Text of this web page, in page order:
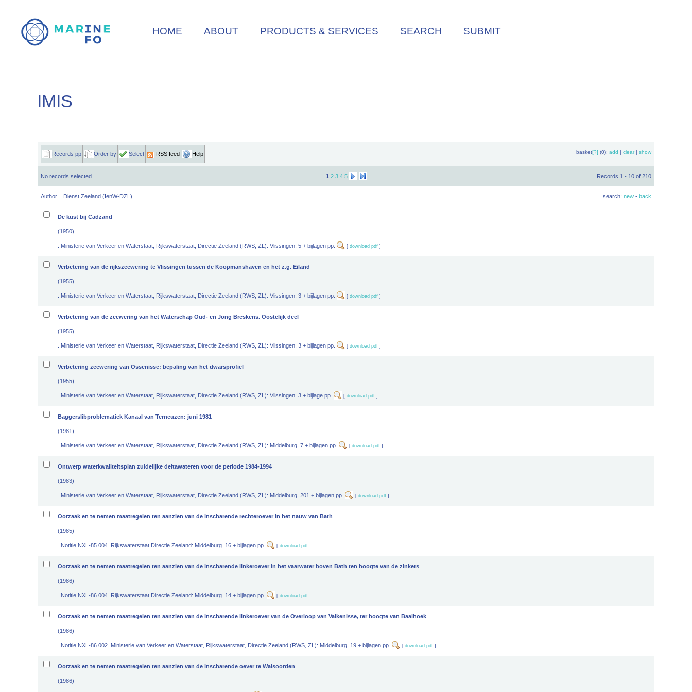
main
HOME ABOUT PRODUCTS & SERVICES SEARCH SUBMIT
IMIS
Records pp Order by Select RSS feed Help basket[?] (0): add | clear| show
No records selected 1 2 3 4 5 Records 1 - 10 of 210
Author = Dienst Zeeland (IenW-DZL) search: new - back
De kust bij Cadzand
(1950)
. Ministerie van Verkeer en Waterstaat, Rijkswaterstaat, Directie Zeeland (RWS, ZL): Vlissingen. 5 + bijlagen pp. [ download pdf ]
Verbetering van de rijkszeewering te Vlissingen tussen de Koopmanshaven en het z.g. Eiland
(1955)
. Ministerie van Verkeer en Waterstaat, Rijkswaterstaat, Directie Zeeland (RWS, ZL): Vlissingen. 3 + bijlagen pp. [ download pdf ]
Verbetering van de zeewering van het Waterschap Oud- en Jong Breskens. Oostelijk deel
(1955)
. Ministerie van Verkeer en Waterstaat, Rijkswaterstaat, Directie Zeeland (RWS, ZL): Vlissingen. 3 + bijlagen pp. [ download pdf ]
Verbetering zeewering van Ossenisse: bepaling van het dwarsprofiel
(1955)
. Ministerie van Verkeer en Waterstaat, Rijkswaterstaat, Directie Zeeland (RWS, ZL): Vlissingen. 3 + bijlage pp. [ download pdf ]
Baggerslibproblematiek Kanaal van Terneuzen: juni 1981
(1981)
. Ministerie van Verkeer en Waterstaat, Rijkswaterstaat, Directie Zeeland (RWS, ZL): Middelburg. 7 + bijlagen pp. [ download pdf ]
Ontwerp waterkwaliteitsplan zuidelijke deltawateren voor de periode 1984-1994
(1983)
. Ministerie van Verkeer en Waterstaat, Rijkswaterstaat, Directie Zeeland (RWS, ZL): Middelburg. 201 + bijlagen pp. [ download pdf ]
Oorzaak en te nemen maatregelen ten aanzien van de inscharende rechteroever in het nauw van Bath
(1985)
. Notitie NXL-85 004. Rijkswaterstaat Directie Zeeland: Middelburg. 16 + bijlagen pp. [ download pdf ]
Oorzaak en te nemen maatregelen ten aanzien van de inscharende linkeroever in het vaarwater boven Bath ten hoogte van de zinkers
(1986)
. Notitie NXL-86 004. Rijkswaterstaat Directie Zeeland: Middelburg. 14 + bijlagen pp. [ download pdf ]
Oorzaak en te nemen maatregelen ten aanzien van de inscharende linkeroever van de Overloop van Valkenisse, ter hoogte van Baalhoek
(1986)
. Notitie NXL-86 002. Ministerie van Verkeer en Waterstaat, Rijkswaterstaat, Directie Zeeland (RWS, ZL): Middelburg. 19 + bijlagen pp. [ download pdf ]
Oorzaak en te nemen maatregelen ten aanzien van de inscharende oever te Walsoorden
(1986)